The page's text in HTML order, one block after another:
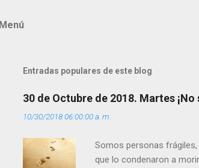
a
Menú
Entradas populares de este blog
30 de Octubre de 2018. Martes
10/30/2018 06:00:00 a. m.
Somos personas
que lo condenaron a